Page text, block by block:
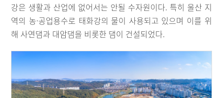
강은 생활과 산업에 없어서는 안될 수자원이다. 특히 울산 지
역의 농·공업용수로 태화강의 물이 사용되고 있으며 이를 위
해 사연댐과 대암댐을 비롯한 댐이 건설되었다.